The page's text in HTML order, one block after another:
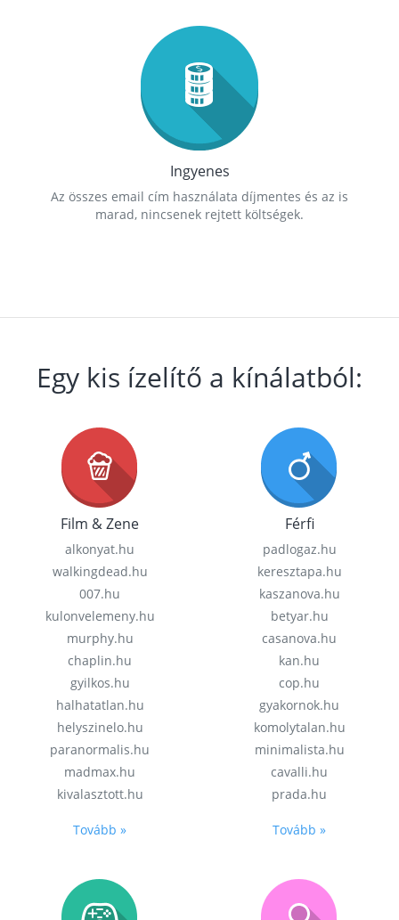
Ingyenes
Az összes email cím használata díjmentes és az is
marad, nincsenek rejtett költségek.
Egy kis ízelítő a kínálatból:
Film & Zene
alkonyat.hu
walkingdead.hu
007.hu
kulonvelemeny.hu
murphy.hu
chaplin.hu
gyilkos.hu
halhatatlan.hu
helyszinelo.hu
paranormalis.hu
madmax.hu
kivalasztott.hu
Tovább »
Férfi
padlogaz.hu
keresztapa.hu
kaszanova.hu
betyar.hu
casanova.hu
kan.hu
cop.hu
gyakornok.hu
komolytalan.hu
minimalista.hu
cavalli.hu
prada.hu
Tovább »